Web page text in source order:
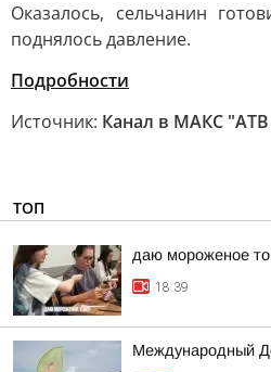
Оказалось, сельчанин
поднялось давление.
Подробности
Источник: Канал в МАКС
ТОП
даю мороженое
18:39
Международный